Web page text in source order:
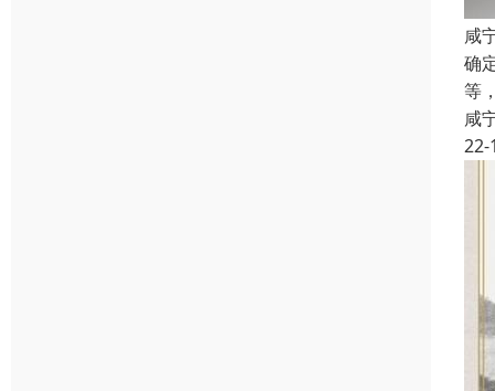
咸
确
等
咸
22-